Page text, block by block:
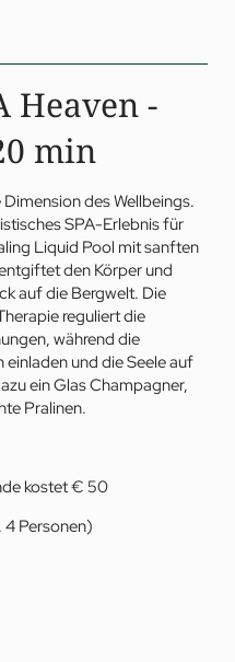
Heaven -
min
des Wellbeings.
SPA-Erlebnis für
Liquid Pool mit sanften
den Körper und
auf die Bergwelt. Die
reguliert die
während die
und die Seele auf
ein Glas Champagner,
Pralinen.
kostet € 50
Personen)